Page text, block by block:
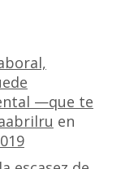
—que te
en